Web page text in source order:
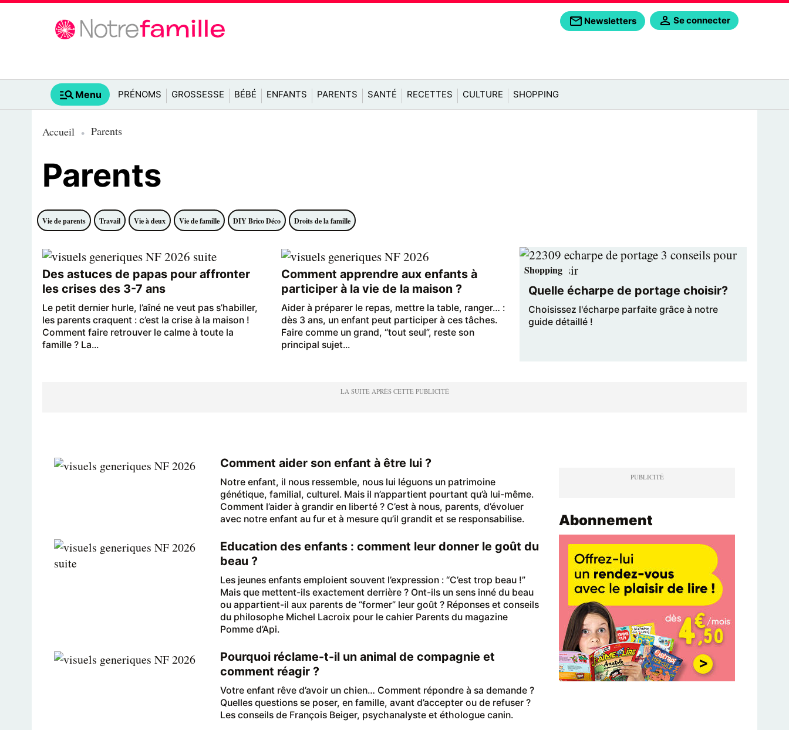
Newsletters Se connecter
Menu PRÉNOMS GROSSESSE BÉBÉ ENFANTS PARENTS SANTÉ RECETTES CULTURE SHOPPING
Accueil Parents
Parents
Vie de parents Travail Vie à deux Vie de famille DIY Brico Déco Droits de la famille
Des astuces de papas pour affronter
les crises des 3-7 ans
Le petit dernier hurle, l’aîné ne veut pas s’habiller,
les parents craquent : c’est la crise à la maison !
Comment faire retrouver le calme à toute la
famille ? La...
Comment apprendre aux enfants à
participer à la vie de la maison ?
Aider à préparer le repas, mettre la table, ranger… :
dès 3 ans, un enfant peut participer à ces tâches.
Faire comme un grand, “tout seul”, reste son
principal sujet...
Shopping
Quelle écharpe de portage choisir?
Choisissez l'écharpe parfaite grâce à notre
guide détaillé !
Comment aider son enfant à être lui ?
Notre enfant, il nous ressemble, nous lui léguons un patrimoine
génétique, familial, culturel. Mais il n’appartient pourtant qu’à lui-même.
Comment l’aider à grandir en liberté ? C’est à nous, parents, d’évoluer
avec notre enfant au fur et à mesure qu’il grandit et se responsabilise.
Education des enfants : comment leur donner le goût du
beau ?
Les jeunes enfants emploient souvent l’expression : “C’est trop beau !”
Mais que mettent-ils exactement derrière ? Ont-ils un sens inné du beau
ou appartient-il aux parents de “former” leur goût ? Réponses et conseils
du philosophe Michel Lacroix pour le cahier Parents du magazine
Pomme d’Api.
Pourquoi réclame-t-il un animal de compagnie et
comment réagir ?
Votre enfant rêve d’avoir un chien… Comment répondre à sa demande ?
Quelles questions se poser, en famille, avant d’accepter ou de refuser ?
Les conseils de François Beiger, psychanalyste et éthologue canin.
Abonnement